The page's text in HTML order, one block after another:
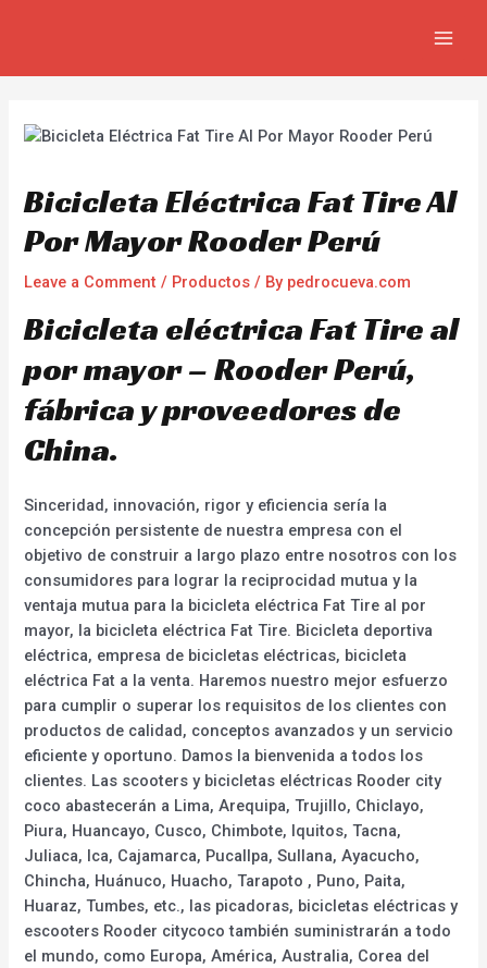
Bicicleta Eléctrica Fat Tire Al
Por Mayor Rooder Perú
Leave a Comment / Productos / By pedrocueva.com
Bicicleta eléctrica Fat Tire al
por mayor – Rooder Perú,
fábrica y proveedores de
China.
Sinceridad, innovación, rigor y eficiencia sería la
concepción persistente de nuestra empresa con el
objetivo de construir a largo plazo entre nosotros con los
consumidores para lograr la reciprocidad mutua y la
ventaja mutua para la bicicleta eléctrica Fat Tire al por
mayor, la bicicleta eléctrica Fat Tire. Bicicleta deportiva
eléctrica, empresa de bicicletas eléctricas, bicicleta
eléctrica Fat a la venta. Haremos nuestro mejor esfuerzo
para cumplir o superar los requisitos de los clientes con
productos de calidad, conceptos avanzados y un servicio
eficiente y oportuno. Damos la bienvenida a todos los
clientes. Las scooters y bicicletas eléctricas Rooder city
coco abastecerán a Lima, Arequipa, Trujillo, Chiclayo,
Piura, Huancayo, Cusco, Chimbote, Iquitos, Tacna,
Juliaca, Ica, Cajamarca, Pucallpa, Sullana, Ayacucho,
Chincha, Huánuco, Huacho, Tarapoto , Puno, Paita,
Huaraz, Tumbes, etc., las picadoras, bicicletas eléctricas y
escooters Rooder citycoco también suministrarán a todo
el mundo, como Europa, América, Australia, Corea del